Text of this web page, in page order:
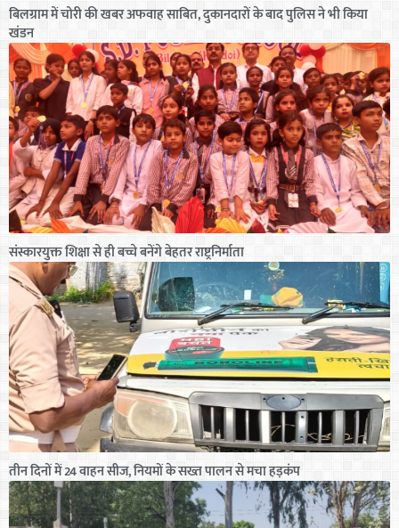
बिलग्राम में चोरी की खबर अफवाह साबित, दुकानदारों के बाद पुलिस ने भी किया
खंडन
संस्कारयुक्त शिक्षा से ही बच्चे बनेंगे बेहतर राष्ट्रनिर्माता
तीन दिनों में 24 वाहन सीज, नियमों के सख्त पालन से मचा हड़कंप